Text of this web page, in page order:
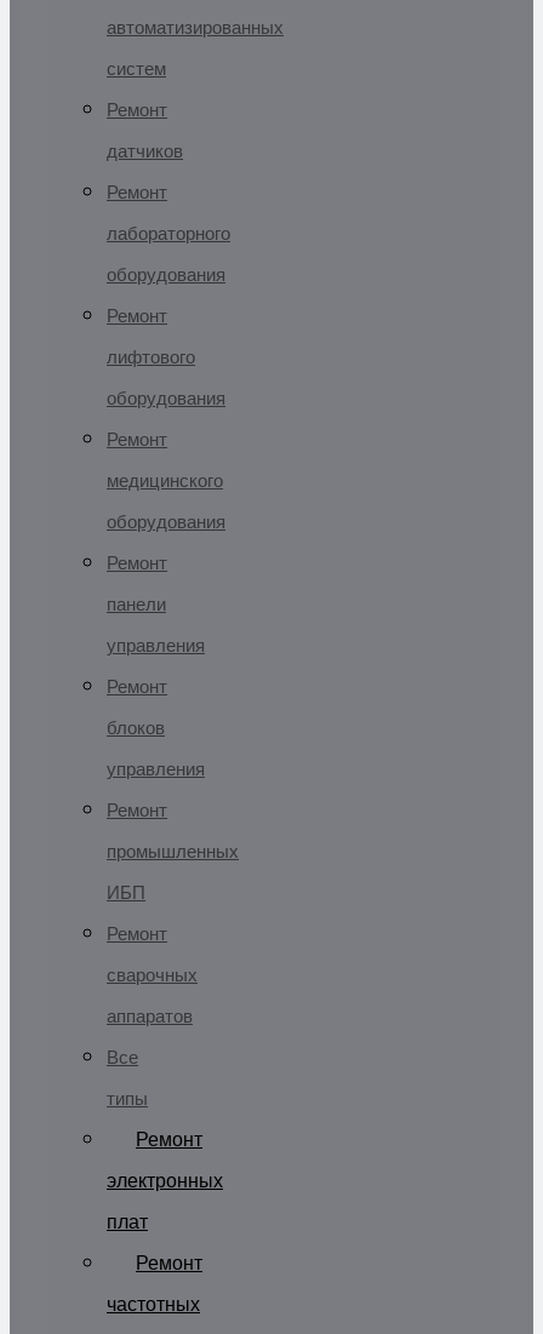
автоматизированных
систем
Ремонт
датчиков
Ремонт
лабораторного
оборудования
Ремонт
лифтового
оборудования
Ремонт
медицинского
оборудования
Ремонт
панели
управления
Ремонт
блоков
управления
Ремонт
промышленных
ИБП
Ремонт
сварочных
аппаратов
Все
типы
Ремонт
электронных
плат
Ремонт
частотных